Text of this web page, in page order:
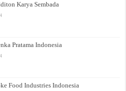
Karya Sembada
Pratama Indonesia
Food Industries Indonesia